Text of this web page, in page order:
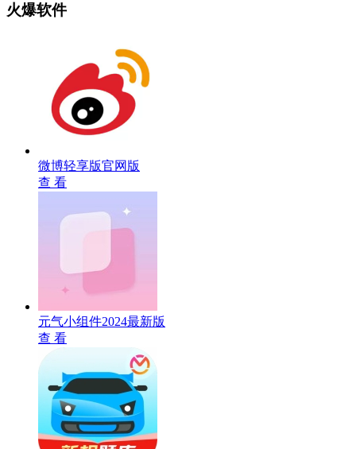
火爆软件
微博轻享版官网版
查 看
元气小组件2024最新版
查 看